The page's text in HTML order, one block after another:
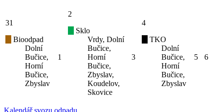
31
Bioodpad
Dolní
Bučice,
Horní
Bučice,
Zbyslav
1
2
Sklo
Vrdy, Dolní
Bučice,
Horní
Bučice,
Zbyslav,
Koudelov,
Skovice
3
4
TKO
Dolní
Bučice,
Horní
Bučice,
Zbyslav
5 6
Kalendář svozu odpadu